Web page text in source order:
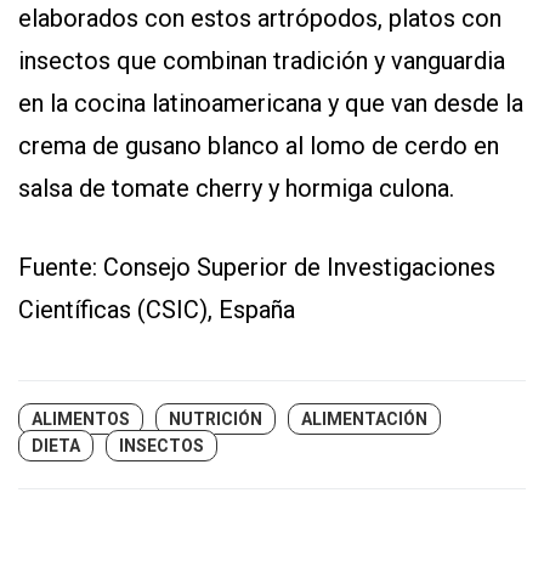
elaborados con estos artrópodos, platos con
insectos que combinan tradición y vanguardia
en la cocina latinoamericana y que van desde la
crema de gusano blanco al lomo de cerdo en
salsa de tomate cherry y hormiga culona.
Fuente: Consejo Superior de Investigaciones
Científicas (CSIC), España
ALIMENTOS NUTRICIÓN
ALIMENTACIÓN
DIETA
INSECTOS